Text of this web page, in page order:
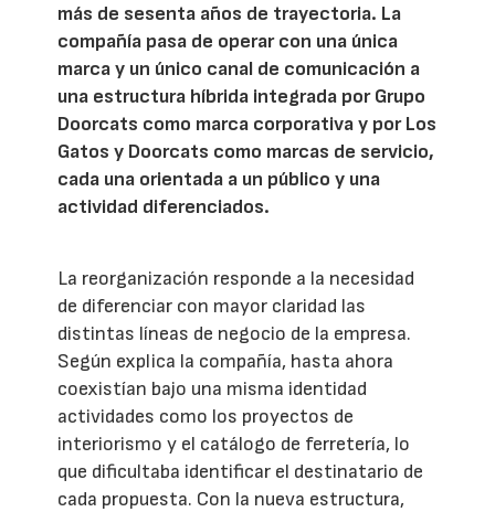
más de sesenta años de trayectoria. La
compañía pasa de operar con una única
marca y un único canal de comunicación a
una estructura híbrida integrada por Grupo
Doorcats como marca corporativa y por Los
Gatos y Doorcats como marcas de servicio,
cada una orientada a un público y una
actividad diferenciados.
La reorganización responde a la necesidad
de diferenciar con mayor claridad las
distintas líneas de negocio de la empresa.
Según explica la compañía, hasta ahora
coexistían bajo una misma identidad
actividades como los proyectos de
interiorismo y el catálogo de ferretería, lo
que dificultaba identificar el destinatario de
cada propuesta. Con la nueva estructura,